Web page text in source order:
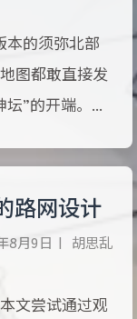
本的须弥北部
图都敢直接发
”的开端。但
可以继续维持
路网设计
8月9日
胡思乱
文尝试通过观